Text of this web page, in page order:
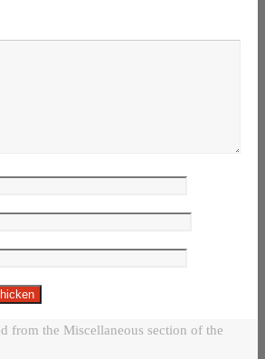
from the Miscellaneous section of the